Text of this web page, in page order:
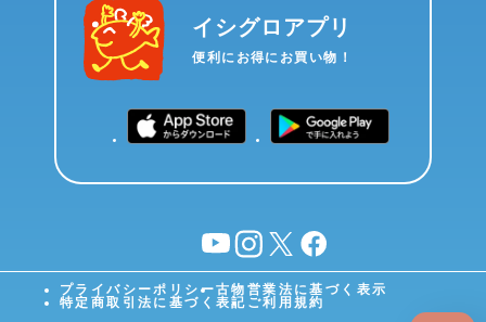
イシグロアプリ
便利にお得にお買い物！
YouTubeinstagram
X facebook
プライバシーポリシー古物営業法に基づく表示
特定商取引法に基づく表記 ご利用規約